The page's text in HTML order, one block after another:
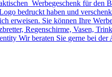
Werbegeschenk für
bedruckt haben und
erweisen. Sie können Ihre
Regenschirme, Vasen,
Wir beraten Sie gerne bei